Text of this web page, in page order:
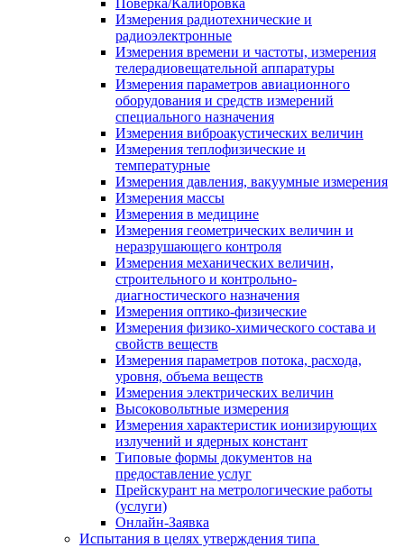
Поверка/Калибровка
Измерения радиотехнические и
радиоэлектронные
Измерения времени и частоты, измерения
телерадиовещательной аппаратуры
Измерения параметров авиационного
оборудования и средств измерений
специального назначения
Измерения виброакустических величин
Измерения теплофизические и
температурные
Измерения давления, вакуумные измерения
Измерения массы
Измерения в медицине
Измерения геометрических величин и
неразрушающего контроля
Измерения механических величин,
строительного и контрольно-
диагностического назначения
Измерения оптико-физические
Измерения физико-химического состава и
свойств веществ
Измерения параметров потока, расхода,
уровня, объема веществ
Измерения электрических величин
Высоковольтные измерения
Измерения характеристик ионизирующих
излучений и ядерных констант
Типовые формы документов на
предоставление услуг
Прейскурант на метрологические работы
(услуги)
Онлайн-Заявка
Испытания в целях утверждения типа